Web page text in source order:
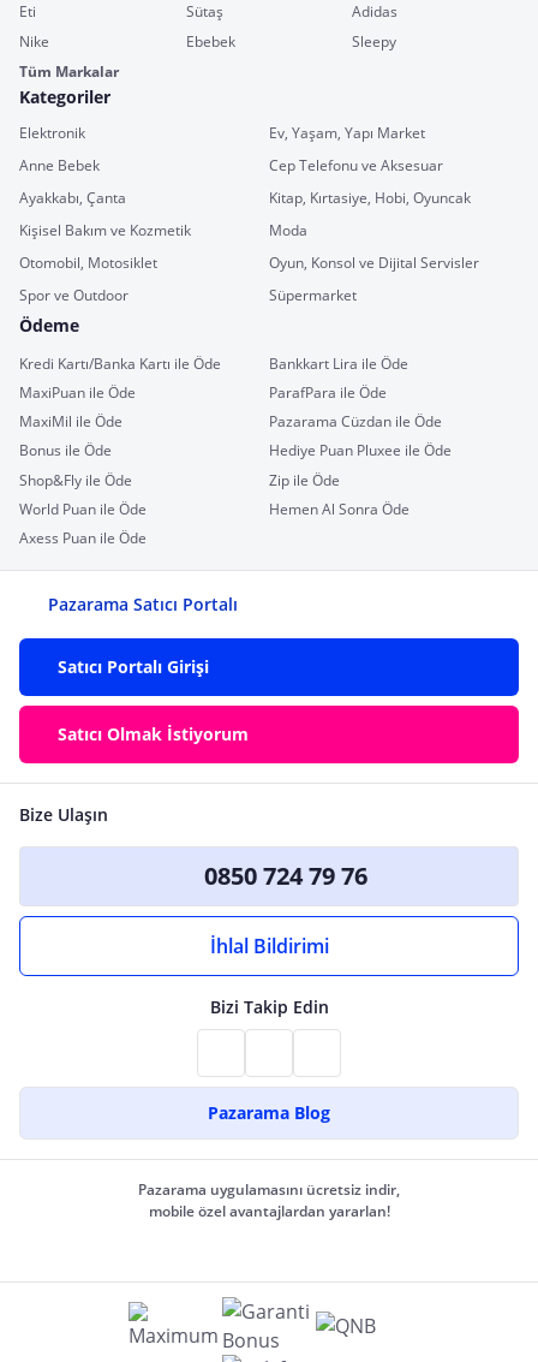
Eti
Sütaş
Adidas
Nike
Ebebek
Sleepy
Tüm Markalar
Kategoriler
Elektronik
Ev, Yaşam, Yapı Market
Anne Bebek
Cep Telefonu ve Aksesuar
Ayakkabı, Çanta
Kitap, Kırtasiye, Hobi, Oyuncak
Kişisel Bakım ve Kozmetik
Moda
Otomobil, Motosiklet
Oyun, Konsol ve Dijital Servisler
Spor ve Outdoor
Süpermarket
Ödeme
Kredi Kartı/Banka Kartı ile Öde
Bankkart Lira ile Öde
MaxiPuan ile Öde
ParafPara ile Öde
MaxiMil ile Öde
Pazarama Cüzdan ile Öde
Bonus ile Öde
Hediye Puan Pluxee ile Öde
Shop&Fly ile Öde
Zip ile Öde
World Puan ile Öde
Hemen Al Sonra Öde
Axess Puan ile Öde
Pazarama Satıcı Portalı
Satıcı Portalı Girişi
Satıcı Olmak İstiyorum
Bize Ulaşın
0850 724 79 76
İhlal Bildirimi
Bizi Takip Edin
Pazarama Blog
Pazarama uygulamasını ücretsiz indir,
mobile özel avantajlardan yararlan!